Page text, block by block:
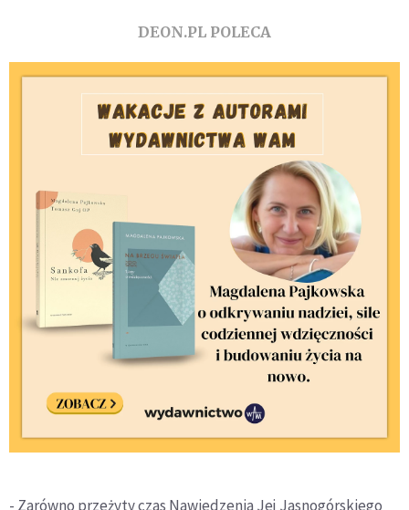
DEON.PL POLECA
- Zarówno przeżyty czas Nawiedzenia Jej Jasnogórskiego